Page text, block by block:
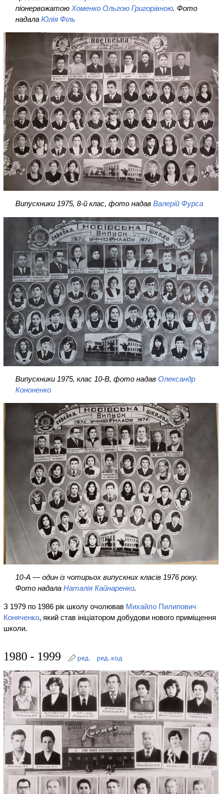
піонервожатоюХоменко Ольгою Григорівною. Фото
надалаЮлія Філь
Випускники 1975, 8-й клас, фото надавВалерій Фурса
Випускники 1975, клас 10-В, фото надавОлександр
Кононенко
10-А — один із чотирьох випускних класів 1976 року.
Фото надалаНаталія Кайнаренко.
З 1979 по 1986 рік школу очолював Михайло Пилипович
Коняченко, який став ініціатором добудови нового приміщення
школи.
1980 - 1999 ред. ред. код